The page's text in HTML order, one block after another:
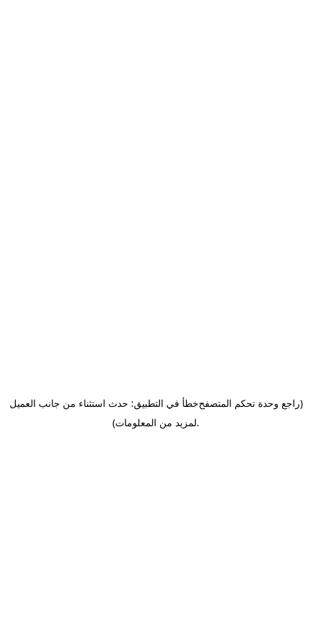
خطأ في التطبيق: حدث استثناء من جانب العميل(راجع وحدة تحكم المتصفح
لمزيد من المعلومات).